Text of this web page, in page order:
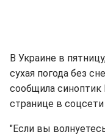
В Украине в
сухая погода без
сообщила
странице в соцсети
"Если вы